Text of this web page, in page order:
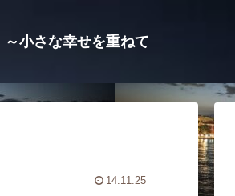
小さな幸せを重ねて
14.11.25